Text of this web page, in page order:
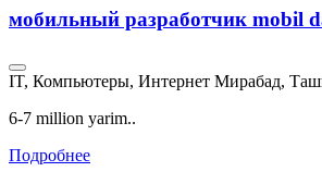
мобильный разработчик mobil
IT, Компьютеры, Интернет Мирабад,
6-7 million yarim..
Подробнее